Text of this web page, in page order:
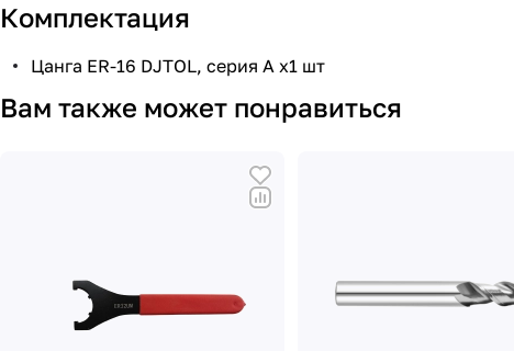
Комплектация
Цанга ER-16 DJTOL, серия А х1 шт
Вам также может понравиться